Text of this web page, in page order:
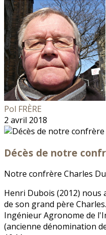
Pol FRÈRE
2 avril 2018
Décès de notre
Notre confrère Charles
Henri Dubois (2012) nous
de son grand père
Ingénieur Agronome de
(ancienne dénomination